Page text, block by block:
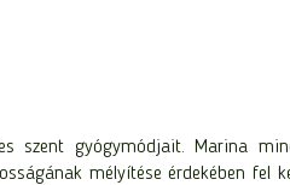
szent gyógymódjait. Marina
mélyítése érdekében fel